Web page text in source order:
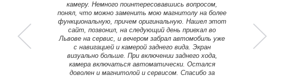
камеру. Немного поинтересовавшись вопросом,
понял, что можно заменить мою магнитолу на более
функциональную, причем оригинальную. Нашел этот
сайт, позвонил, на следующий день приехал во
Львове на сервис, и вечером забрал автомобиль уже
с навигацией и камерой заднего вида. Экран
визуально больше. При включении заднего хода,
камера включаться автоматически. Остался
доволен и магнитолой и сервисом. Спасибо за